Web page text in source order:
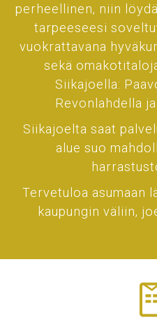
perheellinen, niin
tarpeeseesi
vuokrattavana
sekä
Siikajoella:
Revonlahdella
Siikajoelta saat
alue suo
Tervetuloa asumaan
kaupungin väliin,